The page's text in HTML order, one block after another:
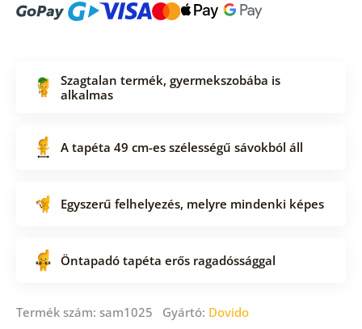
Szagtalan termék, gyermekszobába is
alkalmas
A tapéta 49 cm-es szélességű sávokból áll
Egyszerű felhelyezés, melyre mindenki képes
Öntapadó tapéta erős ragadóssággal
Termék szám: sam1025 Gyártó: Dovido